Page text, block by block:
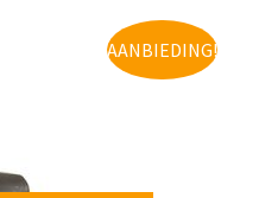
AANBIEDING!